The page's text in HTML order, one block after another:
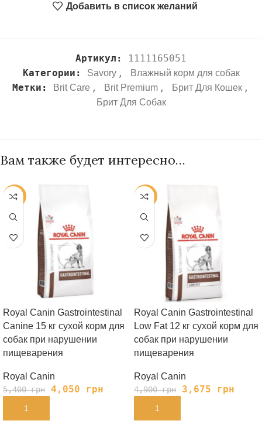
Добавить в список желаний
Артикул:
1111165051
Категории:
Savory , Влажный корм для собак
Метки: Brit Care , Brit Premium , Брит Для Кошек ,
Брит Для Собак
Вам также будет интересно…
-25%
Royal Canin Gastrointestinal
Canine 15 кг сухой корм для
собак при нарушении
пищеварения
Royal Canin
5,400грн 4,050 грн
В КОРЗИНУ
-25%
Royal Canin Gastrointestinal
Low Fat 12 кг сухой корм для
собак при нарушении
пищеварения
Royal Canin
4,900грн 3,675 грн
В КОРЗИНУ